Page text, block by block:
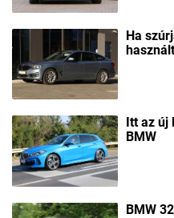
Ha
Itt az új
BMW
BMW